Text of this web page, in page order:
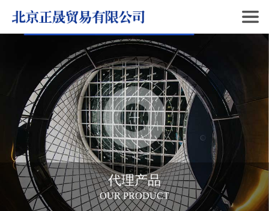
代理产品
OUR PRODUCT